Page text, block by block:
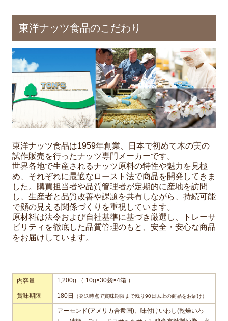
東洋ナッツ食品のこだわり
東洋ナッツ食品は1959年創業、日本で初めて木の実の
試作販売を行ったナッツ専門メーカーです。
世界各地で生産されるナッツ原料の特性や魅力を見極
め、それぞれに最適なロースト法で商品を開発してきま
した。購買担当者や品質管理者が定期的に産地を訪問
し、生産者と品質改善や課題を共有しながら、持続可能
で顔の見える関係づくりを重視しています。
原材料は法令および自社基準に基づき厳選し、トレーサ
ビリティを徹底した品質管理のもと、安全・安心な商品
をお届けしています。
内容量 1,200g （ 10g×30袋×4箱 ）
賞味期限 180日 （発送時点で賞味期限まで残り90日以上の商品をお届け）
アーモンド(アメリカ合衆国)、味付けいわし(乾燥いわ